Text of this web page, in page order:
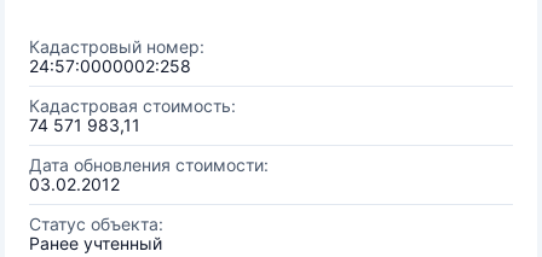
Кадастровый номер:
24:57:0000002:258
Кадастровая стоимость:
74 571 983,11
Дата обновления стоимости:
03.02.2012
Статус объекта:
Ранее учтенный